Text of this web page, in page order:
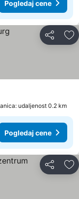
Pogledaj cene
Deli
udaljenost 0.2 km
Pogledaj cene
Deli